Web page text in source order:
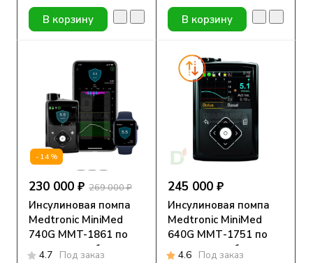
В корзину В корзину
-14%
230 000 ₽ 269 000 ₽
Инсулиновая помпа
Medtronic MiniMed
740G MMT-1861 по
программе обмена
4.7 Под заказ
245 000 ₽
Инсулиновая помпа
Medtronic MiniMed
640G ММТ-1751 по
программе обмена
4.6 Под заказ